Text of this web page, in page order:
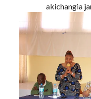
akichangia